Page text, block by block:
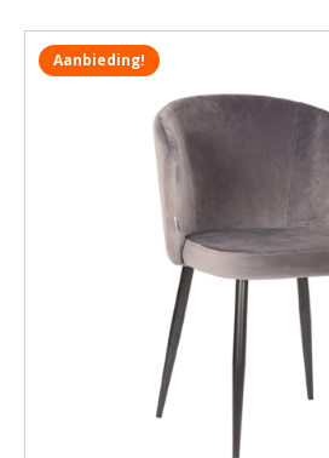
Aanbieding!